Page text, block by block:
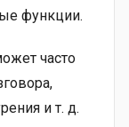
функции.
часто
и т. д.